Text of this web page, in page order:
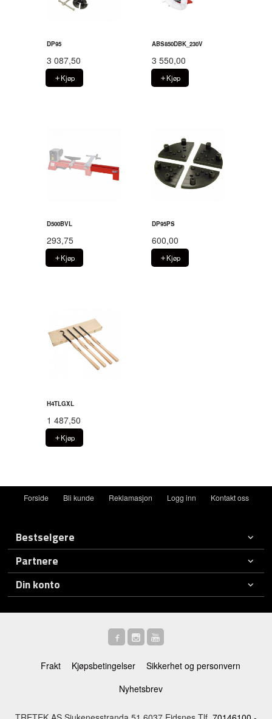
DP95
3 087,50
Kjøp
ABS850DBK_230V
3 550,00
Kjøp
D500BVL
293,75
Kjøp
DP95PS
600,00
Kjøp
H4TLGXL
1 487,50
Kjøp
Forside Bli kunde Reklamasjon Logg inn Kontakt oss
Bestselgere
Partnere
Din konto
Frakt Kjøpsbetingelser
Sikkerhet og personvern
Nyhetsbrev